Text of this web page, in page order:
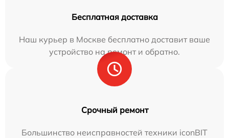
Бесплатная доставка
Наш курьер в Москве бесплатно доставит ваше
устройство на ремонт и обратно.
Срочный ремонт
Большинство неисправностей техники iconBIT